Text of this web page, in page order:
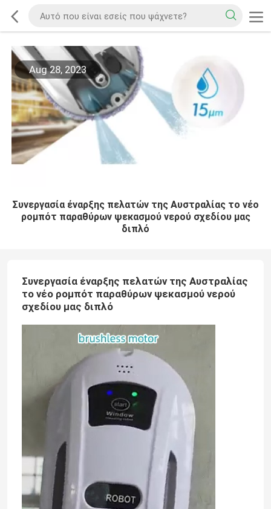
Aug 28, 2023
Συνεργασία έναρξης πελατών της Αυστραλίας το νέο
ρομπότ παραθύρων ψεκασμού νερού σχεδίου μας
διπλό
Συνεργασία έναρξης πελατών της Αυστραλίας
το νέο ρομπότ παραθύρων ψεκασμού νερού
σχεδίου μας διπλό